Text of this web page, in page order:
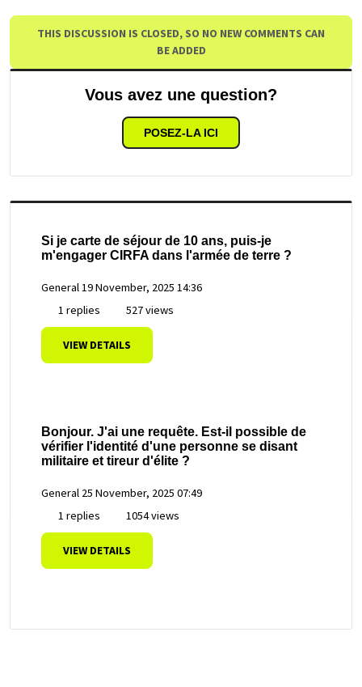
THIS DISCUSSION IS CLOSED, SO NO NEW COMMENTS CAN
BE ADDED
Vous avez une question?
POSEZ-LA ICI
Si je carte de séjour de 10 ans, puis-je
m'engager CIRFA dans l'armée de terre ?
General19 November, 2025 14:36
1 replies
527 views
VIEW DETAILS
Bonjour. J'ai une requête. Est-il possible de
vérifier l'identité d'une personne se disant
militaire et tireur d'élite ?
General 25 November, 2025 07:49
1 replies
1054 views
VIEW DETAILS